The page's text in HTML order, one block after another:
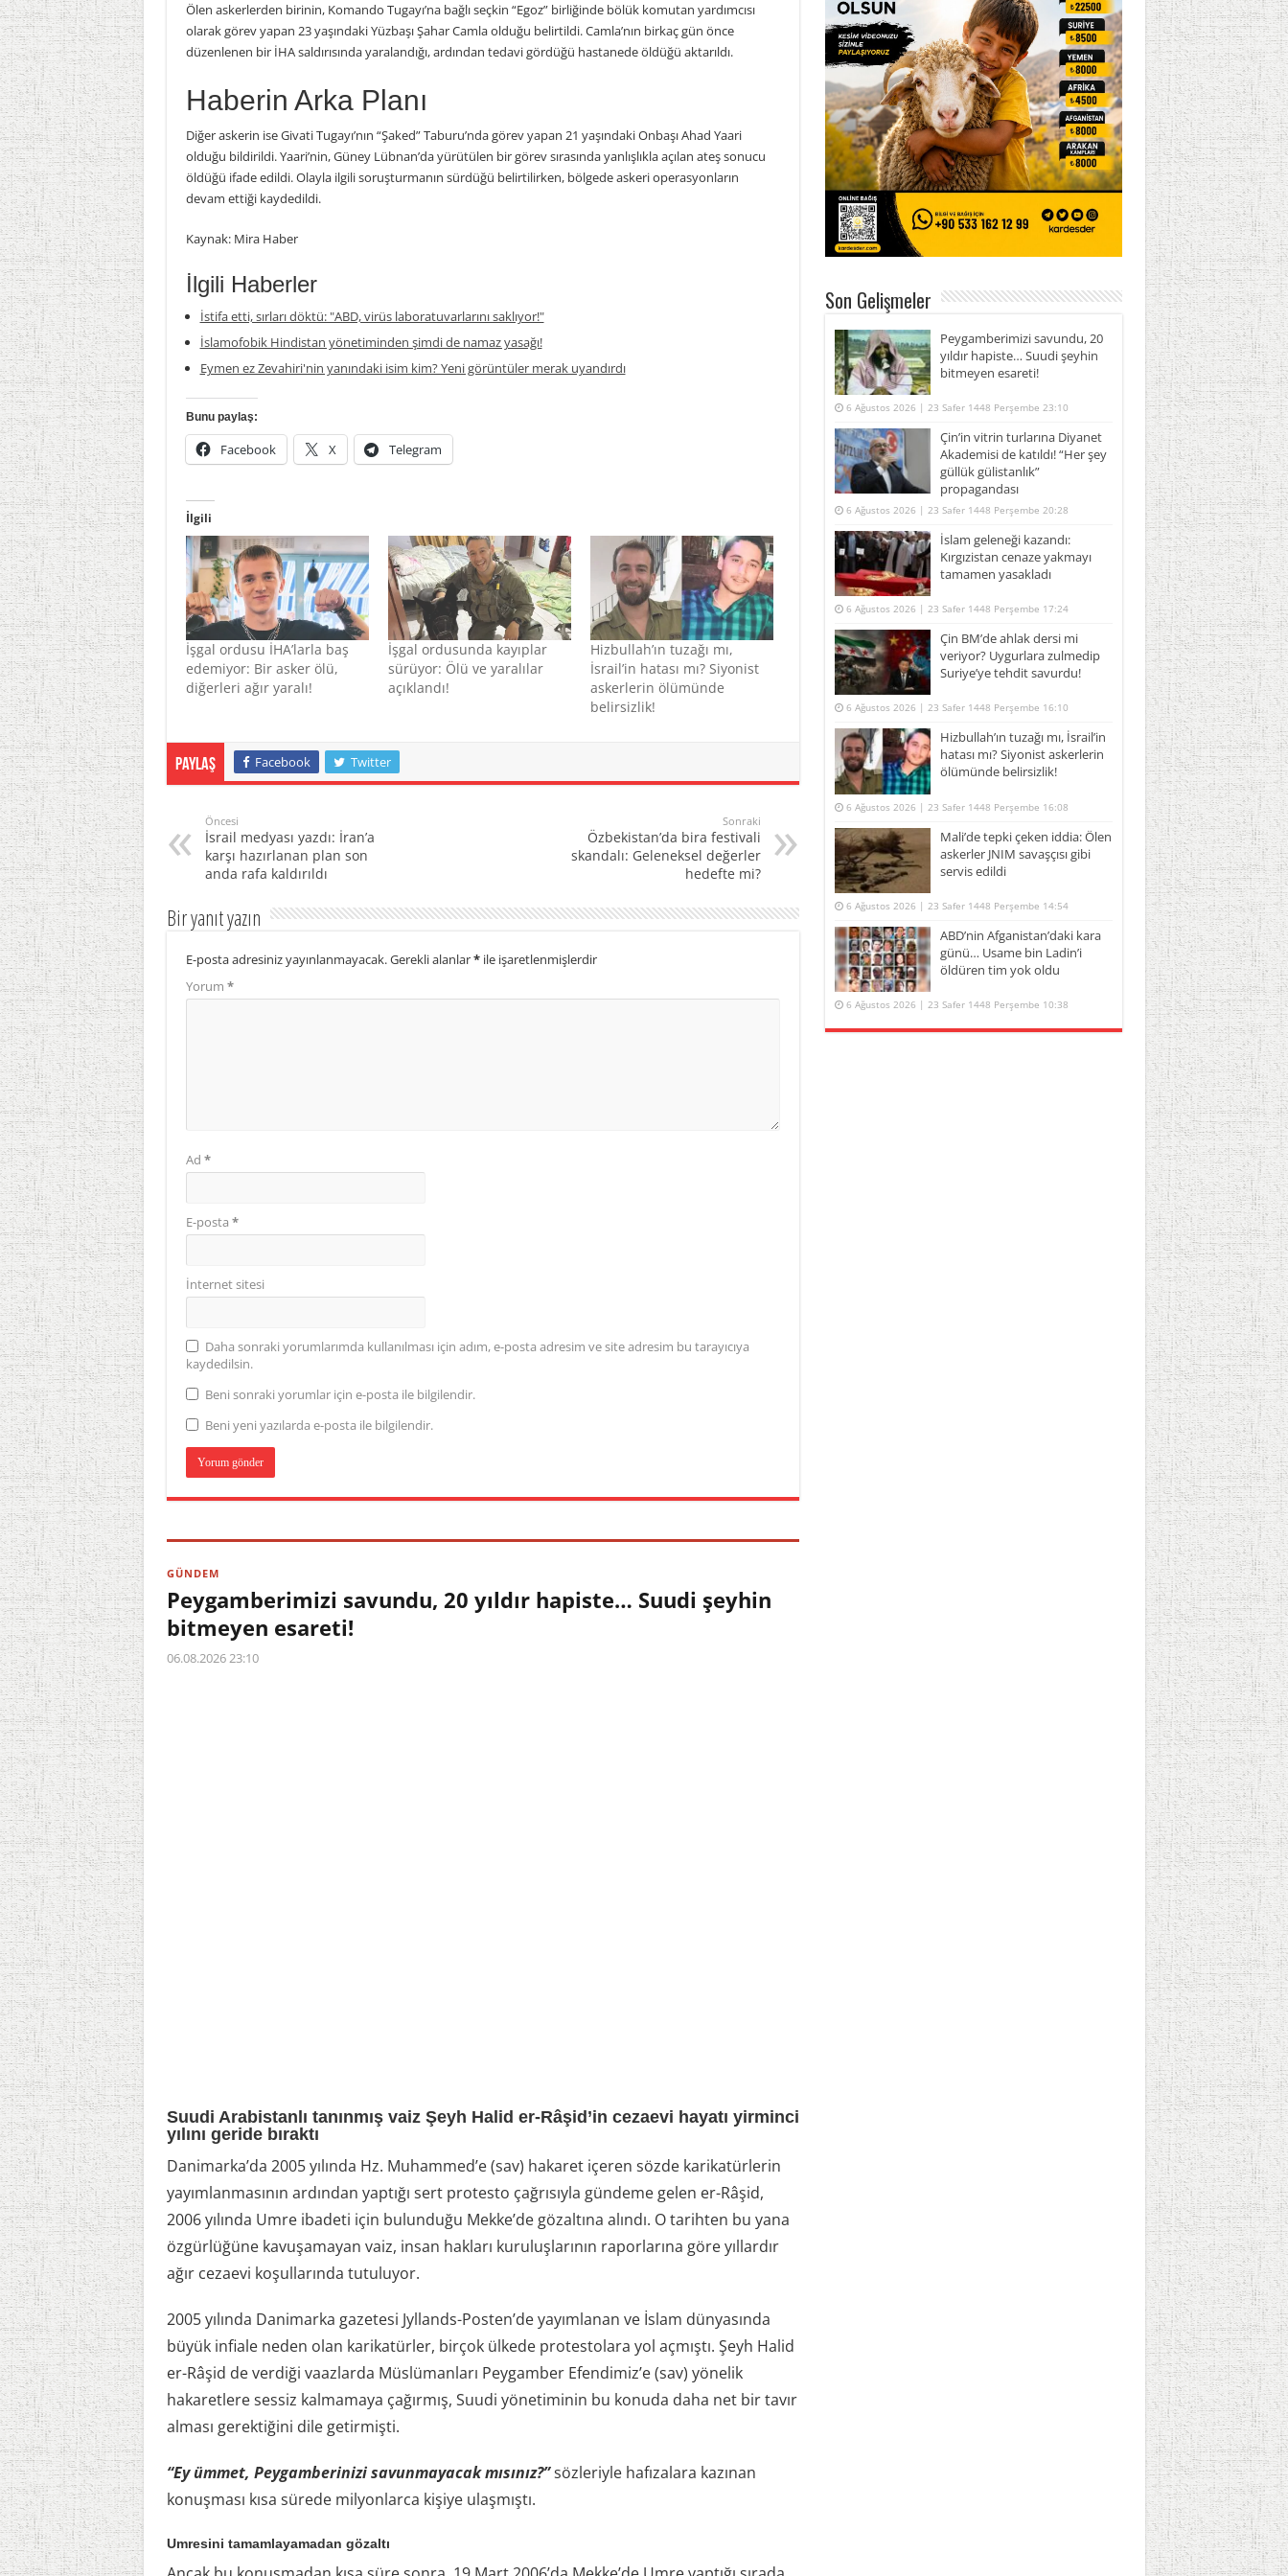
Ölen askerlerden birinin, Komando Tugayı’na bağlı seçkin “Egoz” birliğinde bölük komutan yardımcısı
olarak görev yapan 23 yaşındaki Yüzbaşı Şahar Camla olduğu belirtildi. Camla’nın birkaç gün önce
düzenlenen bir İHA saldırısında yaralandığı, ardından tedavi gördüğü hastanede öldüğü aktarıldı.
Haberin Arka Planı
Diğer askerin ise Givati Tugayı’nın “Şaked” Taburu’nda görev yapan 21 yaşındaki Onbaşı Ahad Yaari
olduğu bildirildi. Yaari’nin, Güney Lübnan’da yürütülen bir görev sırasında yanlışlıkla açılan ateş sonucu
öldüğü ifade edildi. Olayla ilgili soruşturmanın sürdüğü belirtilirken, bölgede askeri operasyonların
devam ettiği kaydedildi.
Kaynak: Mira Haber
İlgili Haberler
İstifa etti, sırları döktü: "ABD, virüs laboratuvarlarını saklıyor!"
İslamofobik Hindistan yönetiminden şimdi de namaz yasağı!
Eymen ez Zevahiri'nin yanındaki isim kim? Yeni görüntüler merak uyandırdı
Bunu paylaş:
Facebook X Telegram
İlgili
İşgal ordusu İHA’larla baş
edemiyor: Bir asker ölü,
diğerleri ağır yaralı!
İşgal ordusunda kayıplar
sürüyor: Ölü ve yaralılar
açıklandı!
Hizbullah’ın tuzağı mı,
İsrail’in hatası mı? Siyonist
askerlerin ölümünde
belirsizlik!
Paylaş Facebook Twitter
Öncesi
İsrail medyası yazdı: İran’a
karşı hazırlanan plan son
anda rafa kaldırıldı
Sonraki
Özbekistan’da bira festivali
skandalı: Geleneksel değerler
hedefte mi?
Bir yanıt yazın
E-posta adresiniz yayınlanmayacak.Gerekli alanlar*ile işaretlenmişlerdir
Yorum *
Ad *
E-posta *
İnternet sitesi
Daha sonraki yorumlarımda kullanılması için adım, e-posta adresim ve site adresim bu tarayıcıya
kaydedilsin.
Beni sonraki yorumlar için e-posta ile bilgilendir.
Beni yeni yazılarda e-posta ile bilgilendir.
GÜNDEM
Peygamberimizi savundu, 20 yıldır hapiste… Suudi şeyhin
bitmeyen esareti!
06.08.2026 23:10
Suudi Arabistanlı tanınmış vaiz Şeyh Halid er-Râşid’in cezaevi hayatı yirminci
yılını geride bıraktı
Danimarka’da 2005 yılında Hz. Muhammed’e (sav) hakaret içeren sözde karikatürlerin
yayımlanmasının ardından yaptığı sert protesto çağrısıyla gündeme gelen er-Râşid,
2006 yılında Umre ibadeti için bulunduğu Mekke’de gözaltına alındı. O tarihten bu yana
özgürlüğüne kavuşamayan vaiz, insan hakları kuruluşlarının raporlarına göre yıllardır
ağır cezaevi koşullarında tutuluyor.
2005 yılında Danimarka gazetesi Jyllands-Posten’de yayımlanan ve İslam dünyasında
büyük infiale neden olan karikatürler, birçok ülkede protestolara yol açmıştı. Şeyh Halid
er-Râşid de verdiği vaazlarda Müslümanları Peygamber Efendimiz’e (sav) yönelik
hakaretlere sessiz kalmamaya çağırmış, Suudi yönetiminin bu konuda daha net bir tavır
alması gerektiğini dile getirmişti.
“Ey ümmet, Peygamberinizi savunmayacak mısınız?”sözleriyle hafızalara kazınan
konuşması kısa sürede milyonlarca kişiye ulaşmıştı.
Umresini tamamlayamadan gözaltı
Son Gelişmeler
Peygamberimizi savundu, 20
yıldır hapiste… Suudi şeyhin
bitmeyen esareti!
6 Ağustos 2026 | 23 Safer 1448 Perşembe 23:10
Çin’in vitrin turlarına Diyanet
Akademisi de katıldı! “Her şey
güllük gülistanlık”
propagandası
6 Ağustos 2026 | 23 Safer 1448 Perşembe 20:28
İslam geleneği kazandı:
Kırgızistan cenaze yakmayı
tamamen yasakladı
6 Ağustos 2026 | 23 Safer 1448 Perşembe 17:24
Çin BM’de ahlak dersi mi
veriyor? Uygurlara zulmedip
Suriye’ye tehdit savurdu!
6 Ağustos 2026 | 23 Safer 1448 Perşembe 16:10
Hizbullah’ın tuzağı mı, İsrail’in
hatası mı? Siyonist askerlerin
ölümünde belirsizlik!
6 Ağustos 2026 | 23 Safer 1448 Perşembe 16:08
Mali’de tepki çeken iddia: Ölen
askerler JNIM savaşçısı gibi
servis edildi
6 Ağustos 2026 | 23 Safer 1448 Perşembe 14:54
ABD’nin Afganistan’daki kara
günü… Usame bin Ladin’i
öldüren tim yok oldu
6 Ağustos 2026 | 23 Safer 1448 Perşembe 10:38